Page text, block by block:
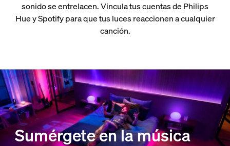
sonido se entrelacen. Vincula tus cuentas de Philips
Hue y Spotify para que tus luces reaccionen a cualquier
canción.
Sumérgete en la música